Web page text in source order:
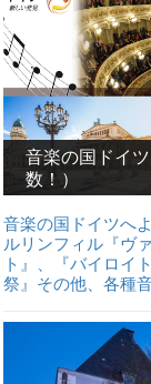
音楽の国ドイ
数！）
音楽の国ドイツへ
ルリンフィル『ヴ
ト』、『バイロイ
祭』その他、各種